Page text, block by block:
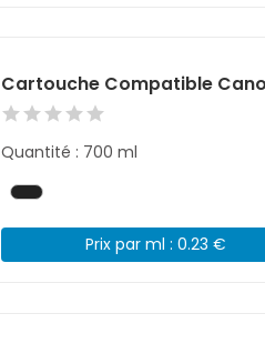
Cartouche Compatible
Quantité : 700 ml
Prix par ml : 0.23 €